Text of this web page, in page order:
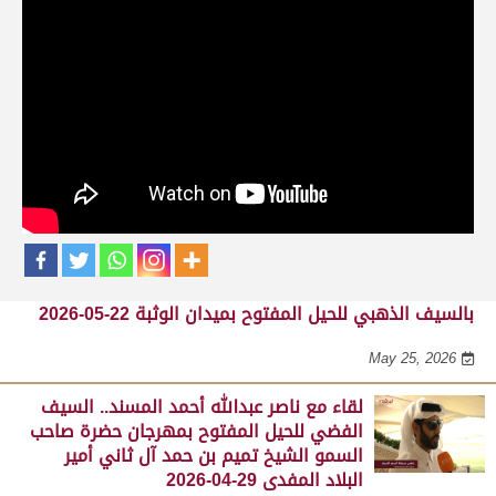
المفتوح بميدان الوثبة 22-05-2026
May 25, 2026
بالسيف الذهبي للحيل المفتوح بميدان الوثبة 22-05-2026
May 25, 2026
لقاء مع ناصر عبدالله أحمد المسند.. السيف
الفضي للحيل المفتوح بمهرجان حضرة صاحب
السمو الشيخ تميم بن حمد آل ثاني أمير
البلاد المفدى 29-04-2026